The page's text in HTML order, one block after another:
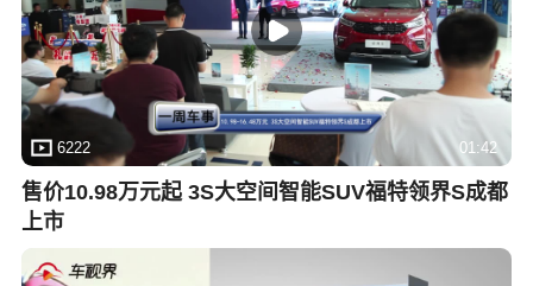
6222 01:42
售价10.98万元起 3S大空间智能SUV福特领界S成都
上市